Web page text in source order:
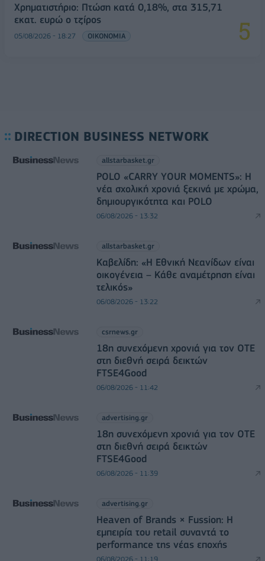
Χρηματιστήριο: Πτώση κατά 0,18%, στα 315,71
εκατ. ευρώ ο τζίρος
05/08/2026 - 18:27 ΟΙΚΟΝΟΜΙΑ
DIRECTION BUSINESS NETWORK
allstarbasket.gr
POLO «CARRY YOUR MOMENTS»: Η
νέα σχολική χρονιά ξεκινά με χρώμα,
δημιουργικότητα και POLO
06/08/2026 - 13:32
allstarbasket.gr
Καβελίδη: «Η Εθνική Νεανίδων είναι
οικογένεια – Κάθε αναμέτρηση είναι
τελικός»
06/08/2026 - 13:22
csrnews.gr
18η συνεχόμενη χρονιά για τον ΟΤΕ
στη διεθνή σειρά δεικτών
FTSE4Good
06/08/2026 - 11:42
advertising.gr
18η συνεχόμενη χρονιά για τον ΟΤΕ
στη διεθνή σειρά δεικτών
FTSE4Good
06/08/2026 - 11:39
advertising.gr
Heaven of Brands × Fussion: Η
εμπειρία του retail συναντά το
performance της νέας εποχής
06/08/2026 - 11:19